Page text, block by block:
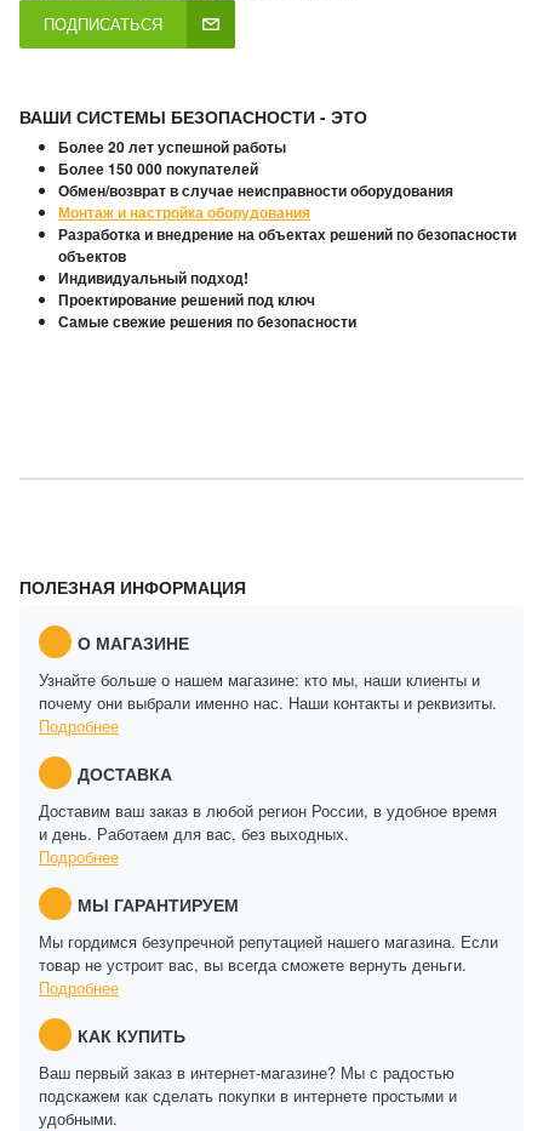
ПОДПИСАТЬСЯ
ВАШИ СИСТЕМЫ БЕЗОПАСНОСТИ - ЭТО
Более 20 лет успешной работы
Более 150 000 покупателей
Обмен/возврат в случае неисправности оборудования
Монтаж и настройка оборудования
Разработка и внедрение на объектах решений по безопасности
объектов
Индивидуальный подход!
Проектирование решений под ключ
Самые свежие решения по безопасности
ПОЛЕЗНАЯ ИНФОРМАЦИЯ
О МАГАЗИНЕ
Узнайте больше о нашем магазине: кто мы, наши клиенты и
почему они выбрали именно нас. Наши контакты и реквизиты.
Подробнее
ДОСТАВКА
Доставим ваш заказ в любой регион России, в удобное время
и день. Работаем для вас, без выходных.
Подробнее
МЫ ГАРАНТИРУЕМ
Мы гордимся безупречной репутацией нашего магазина. Если
товар не устроит вас, вы всегда сможете вернуть деньги.
Подробнее
КАК КУПИТЬ
Ваш первый заказ в интернет-магазине? Мы с радостью
подскажем как сделать покупки в интернете простыми и
удобными.